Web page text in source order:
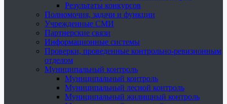
Результаты конкурсов
Полномочия, задачи и функции
Учрежденные СМИ
Партнерские связи
Информационные системы
Проверки, проведенные контрольно-ревизионным
отделом
Муниципальный контроль
Муниципальный контроль
Муниципальный лесной контроль
Муниципальный жилищный контроль